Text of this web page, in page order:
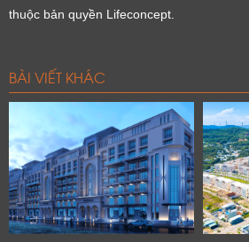
thuộc bản quyền Lifeconcept.
BÀI VIẾT KHÁC